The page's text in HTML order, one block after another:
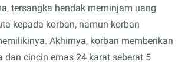
tersangka hendak meminjam uang
kepada korban, namun korban
Akhirnya, korban memberikan
dan cincin emas 24 karat seberat 5